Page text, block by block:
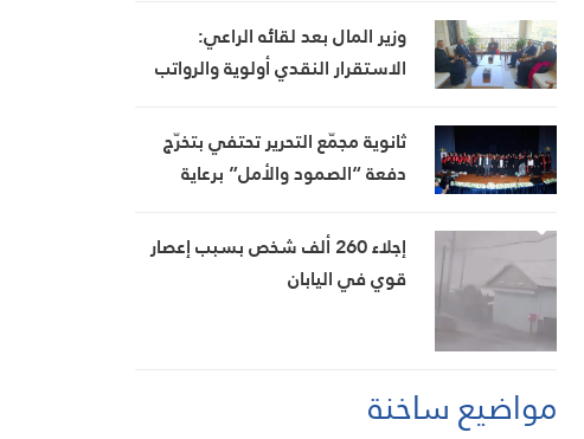
وزير المال بعد لقائه الراعي:
الاستقرار النقدي أولوية والرواتب
ثانوية مجمّع التحرير تحتفي بتخرّج
دفعة “الصمود والأمل” برعاية
إجلاء 260 ألف شخص بسبب إعصار
قوي في اليابان
مواضيع ساخنة